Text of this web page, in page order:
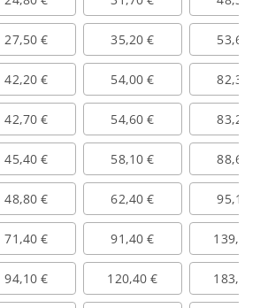
27,50 € 35,20 € 53,60 €
42,20 € 54,00 € 82,30 €
42,70 € 54,60 € 83,20 €
45,40 € 58,10 € 88,60 €
48,80 € 62,40 € 95,10 €
71,40 € 91,40 € 139,20
94,10 € 120,40 € 183,40